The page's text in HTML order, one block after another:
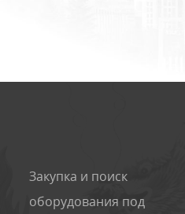
Закупка и поиск
оборудования под